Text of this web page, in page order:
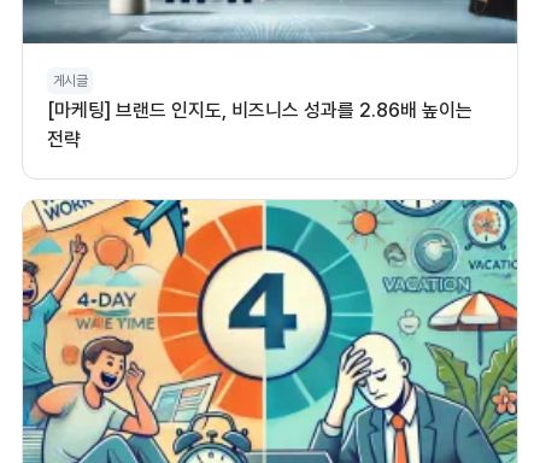
게시글
[마케팅] 브랜드 인지도, 비즈니스 성과를 2.86배 높이는
전략